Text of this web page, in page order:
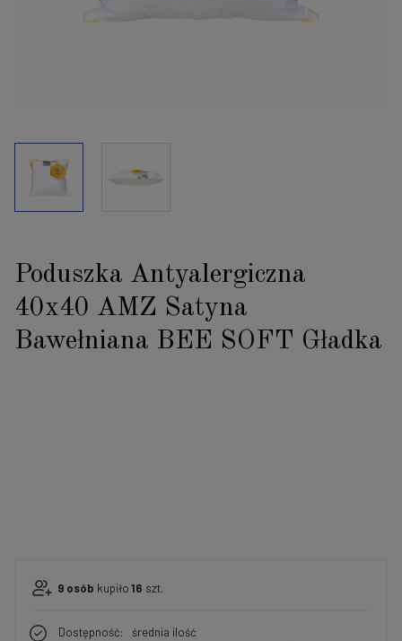
Poduszka Antyalergiczna
40x40 AMZ Satyna
Bawełniana BEE SOFT Gładka
9 osób kupiło16 szt.
Dostępność:
średnia ilość